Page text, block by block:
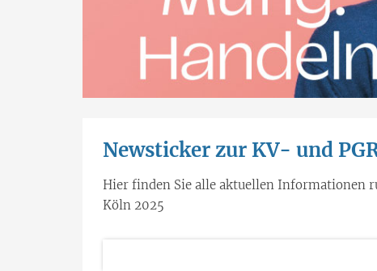
Newsticker zur KV- und
Hier finden Sie alle aktuellen Informationen
Köln 2025